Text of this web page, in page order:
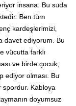
insana. Bu suda
Ben tüm
kardeşlerimizi,
davet ediyorum. Bu
vücutta farklı
ve birde çocuk,
ediyor olması. Bu
spordur. Kabloya
doyumsuz